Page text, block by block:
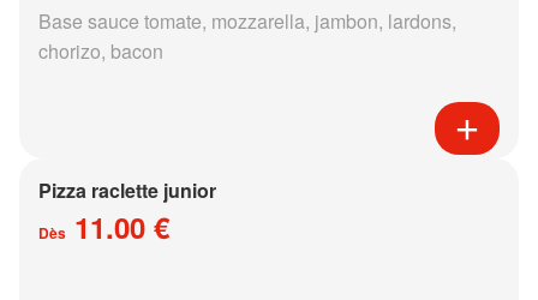
Base sauce tomate, mozzarella, jambon, lardons,
chorizo, bacon
Pizza raclette junior
Dès 11.00 €